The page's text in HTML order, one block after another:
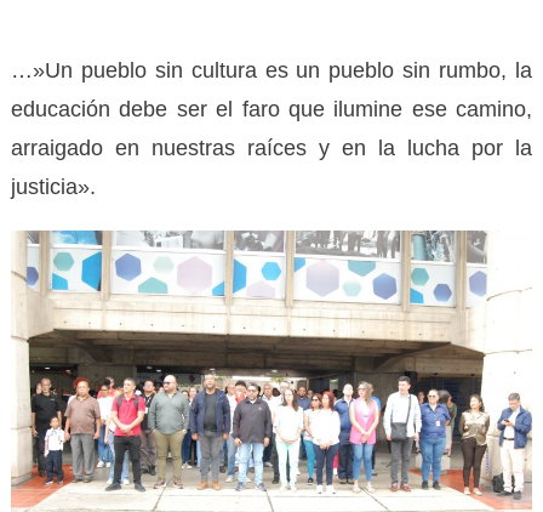
…»Un pueblo sin cultura es un pueblo sin rumbo, la
educación debe ser el faro que ilumine ese camino,
arraigado en nuestras raíces y en la lucha por la
justicia».